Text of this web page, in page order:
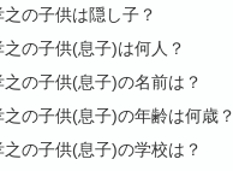
之の子供は隠し子？
之の子供(息子)は何人？
之の子供(息子)の名前は？
之の子供(息子)の年齢は何歳？
之の子供(息子)の学校は？